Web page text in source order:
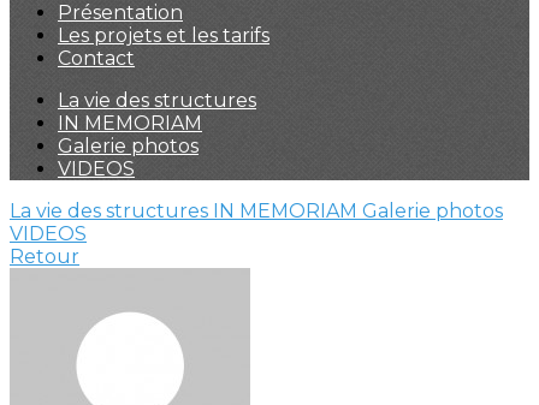
Présentation
Les projets et les tarifs
Contact
La vie des structures
IN MEMORIAM
Galerie photos
VIDEOS
La vie des structures IN MEMORIAM Galerie photos
VIDEOS
Retour